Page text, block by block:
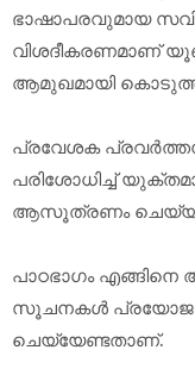
ഭാഷാപരവുമായ
വിശദീകരണമാണ്
ആമുഖമായി
പ്രവേശക
പരിശോധിച്ച്
ആസൂത്രണം
പാഠഭാഗം എങ്ങിനെ
സൂചനകൾ
ചെയ്യേണ്ടതാണ്.